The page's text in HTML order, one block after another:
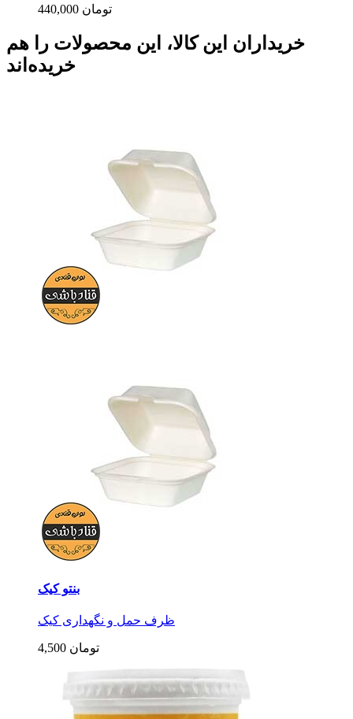
440,000 تومان
خریداران این کالا، این محصولات را هم
خریده‌اند
بنتو کیک
ظرف حمل و نگهداری کیک
4,500 تومان